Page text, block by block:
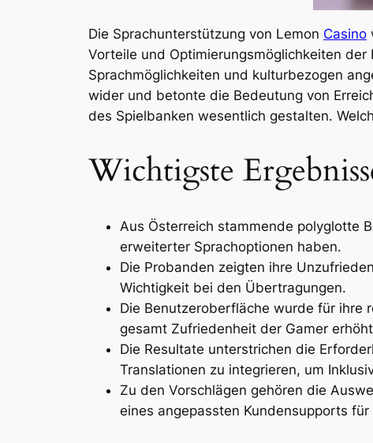
Die Sprachunterstützung von Lemon Casino
Vorteile und Optimierungsmöglichkeiten
Sprachmöglichkeiten und kulturbezogen
wider und betonte die Bedeutung von
des Spielbanken wesentlich gestalten.
Wichtigste
Aus Österreich stammende polyglotte
erweiterter Sprachoptionen haben.
Die Probanden zeigten ihre
Wichtigkeit bei den Übertragungen.
Die Benutzeroberfläche wurde für ihre
gesamt Zufriedenheit der Gamer
Die Resultate unterstrichen die
Translationen zu integrieren, um
Zu den Vorschlägen gehören die
eines angepassten Kundensupports